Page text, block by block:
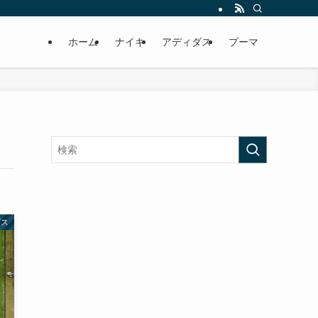
ホーム ナイキ アディダス プーマ